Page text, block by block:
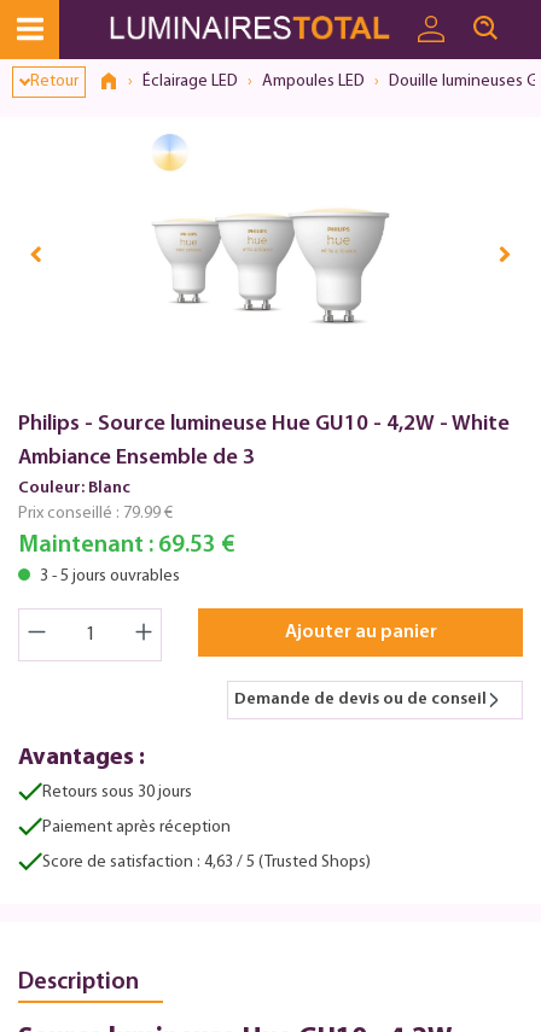
Retour Éclairage LED Ampoules LED Douille lumineuses
Philips - Source lumineuse Hue GU10 - 4,2W - White
Ambiance Ensemble de 3
Couleur: Blanc
Prix conseillé : 79.99 €
Maintenant : 69.53 €
3 - 5 jours ouvrables
Ajouter au panier
Demande de devis ou de conseil
Avantages :
Retours sous 30 jours
Paiement après réception
Score de satisfaction : 4,63 / 5 (Trusted Shops)
Description